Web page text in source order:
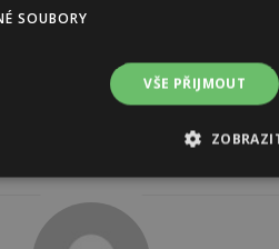
SOUBORY
VŠE PŘIJMOUT